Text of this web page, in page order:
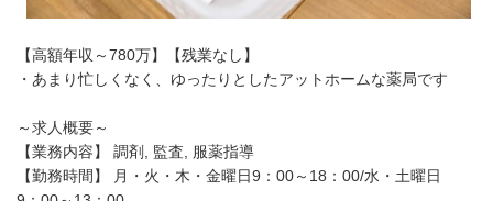
【高額年収～780万】【残業なし】
・あまり忙しくなく、ゆったりとしたアットホームな薬局です
～求人概要～
【業務内容】 調剤, 監査, 服薬指導
【勤務時間】 月・火・木・金曜日9：00～18：00/水・土曜日